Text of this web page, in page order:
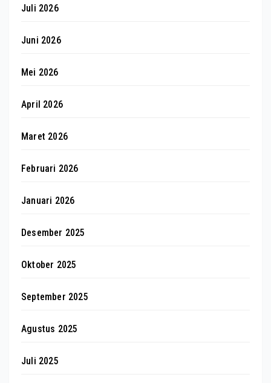
Juli 2026
Juni 2026
Mei 2026
April 2026
Maret 2026
Februari 2026
Januari 2026
Desember 2025
Oktober 2025
September 2025
Agustus 2025
Juli 2025